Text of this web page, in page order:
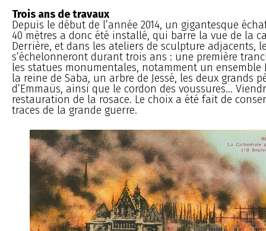
Trois ans de travaux
Depuis le début de l’année 2014, un gigantesque
40 mètres a donc été installé, qui barre la vue de la
Derrière, et dans les ateliers de sculpture adjacents,
s’échelonneront durant trois ans : une première
les statues monumentales, notamment un ensemble
la reine de Saba, un arbre de Jessé, les deux grands
d’Emmaüs, ainsi que le cordon des voussures…
restauration de la rosace. Le choix a été fait de
traces de la grande guerre.